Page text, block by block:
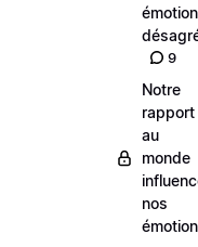
9
Notre
rapport
au
monde
nos